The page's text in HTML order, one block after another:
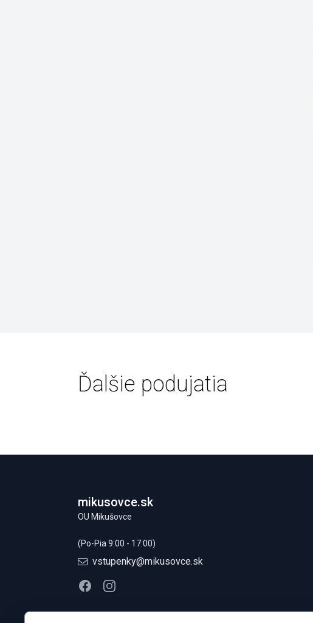
Ďalšie podujatia
mikusovce.sk
OU Mikušovce
(Po-Pia 9:00 - 17:00)
vstupenky@mikusovce.sk
FacebookInstagram